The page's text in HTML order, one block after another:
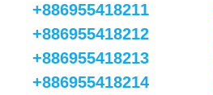
+886955418211
+886955418212
+886955418213
+886955418214